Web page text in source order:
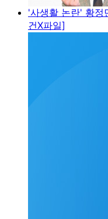
'사생활 논란' 황정
건X파일]